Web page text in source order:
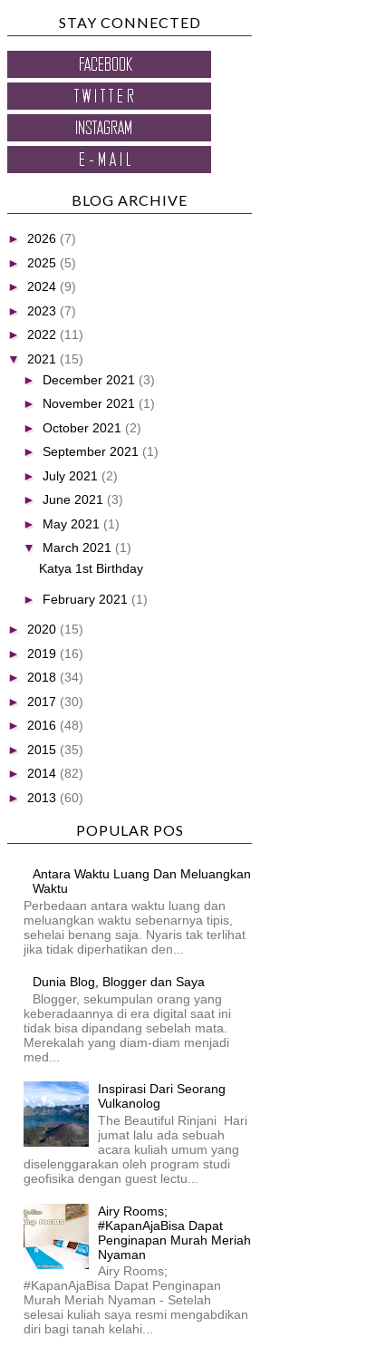
STAY CONNECTED
BLOG ARCHIVE
► 2026 (7)
► 2025 (5)
► 2024 (9)
► 2023 (7)
► 2022 (11)
▼ 2021 (15)
► December 2021 (3)
► November 2021 (1)
► October 2021 (2)
► September 2021 (1)
► July 2021 (2)
► June 2021 (3)
► May 2021 (1)
▼ March 2021 (1)
Katya 1st Birthday
► February 2021 (1)
► 2020 (15)
► 2019 (16)
► 2018 (34)
► 2017 (30)
► 2016 (48)
► 2015 (35)
► 2014 (82)
► 2013 (60)
POPULAR POS
Antara Waktu Luang Dan Meluangkan
Waktu
Perbedaan antara waktu luang dan
meluangkan waktu sebenarnya tipis,
sehelai benang saja. Nyaris tak terlihat
jika tidak diperhatikan den...
Dunia Blog, Blogger dan Saya
Blogger, sekumpulan orang yang
keberadaannya di era digital saat ini
tidak bisa dipandang sebelah mata.
Merekalah yang diam-diam menjadi
med...
Inspirasi Dari Seorang
Vulkanolog
The Beautiful Rinjani Hari
jumat lalu ada sebuah
acara kuliah umum yang
diselenggarakan oleh program studi
geofisika dengan guest lectu...
Airy Rooms;
#KapanAjaBisa Dapat
Penginapan Murah Meriah
Nyaman
Airy Rooms;
#KapanAjaBisa Dapat Penginapan
Murah Meriah Nyaman - Setelah
selesai kuliah saya resmi mengabdikan
diri bagi tanah kelahi...